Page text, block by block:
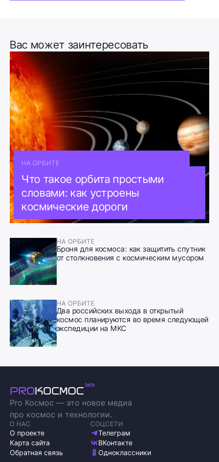
Вас может заинтересовать
НА ОРБИТЕ
Что такое орбита простыми
словами: как устроены
космические дороги
НА ОРБИТЕ
Броня для космоса: как защитить спутник
от столкновения с космическим мусором
НА ОРБИТЕ
Два российских выхода в открытый
космос планируются во время следующей
экспедиции на МКС
Pro Космос — это новое медиа
про космос и технологии.
О НАС
О проекте
Карта сайта
Обратная связь
СОЦСЕТИ
Телеграм
ВКонтакте
Одноклассники